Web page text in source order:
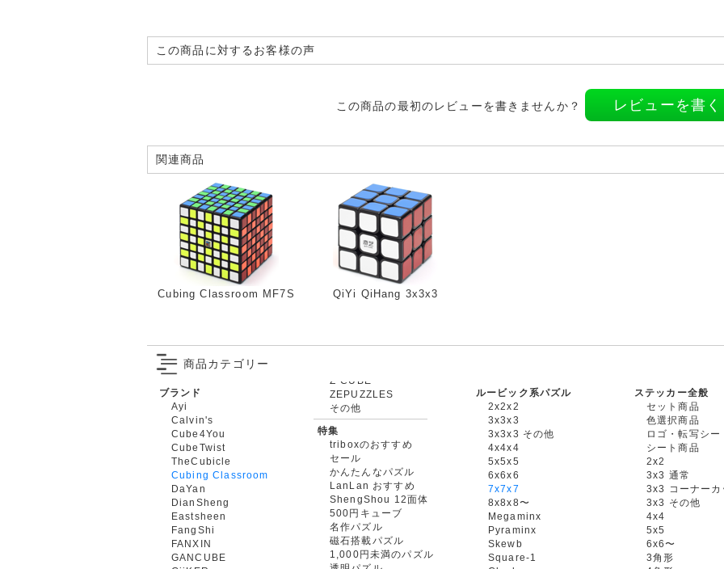
この商品に対するお客様の声
この商品の最初のレビューを書きませんか？ レビューを書く
関連商品
Cubing Classroom MF7S QiYi QiHang 3x3x3
商品カテゴリー
ブランド
Ayi
Calvin's
Cube4You
CubeTwist
TheCubicle
Cubing Classroom
DaYan
DianSheng
Eastsheen
FangShi
FANXIN
GANCUBE
ZEPUZZLES
その他
特集
triboxのおすすめ
セール
かんたんなパズル
LanLan おすすめ
ShengShou 12面体
500円キューブ
名作パズル
磁石搭載パズル
1,000円未満のパズル
ルービック系パズル
2x2x2
3x3x3
3x3x3 その他
4x4x4
5x5x5
6x6x6
7x7x7
8x8x8〜
Megaminx
Pyraminx
Skewb
Square-1
ステッカー全般
セット商品
色選択商品
ロゴ・転写シー
シート商品
2x2
3x3 通常
3x3 コーナーカ
3x3 その他
4x4
5x5
6x6〜
3角形